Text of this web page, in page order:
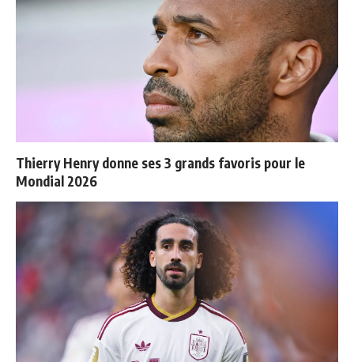
Thierry Henry donne ses 3 grands favoris pour le
Mondial 2026